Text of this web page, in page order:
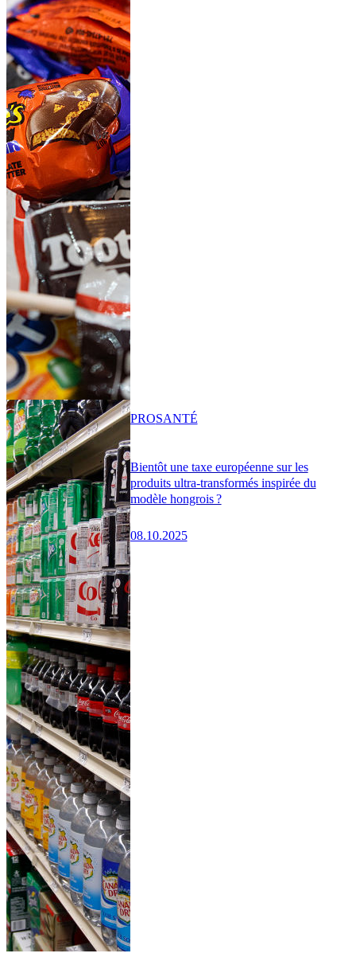
Bientôt une taxe européenne sur les
produits ultra-transformés inspirée du
modèle hongrois ?
08.10.2025
PROSANTÉ